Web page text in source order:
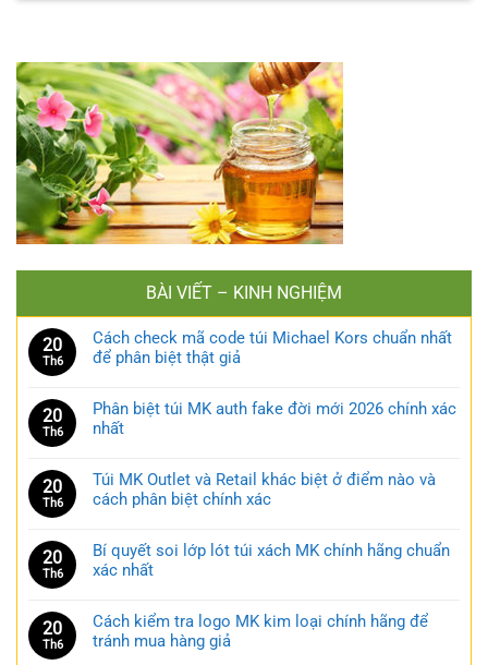
BÀI VIẾT – KINH NGHIỆM
20
Th6
Cách check mã code túi Michael Kors chuẩn nhất
để phân biệt thật giả
20
Th6
Phân biệt túi MK auth fake đời mới 2026 chính xác
nhất
20
Th6
Túi MK Outlet và Retail khác biệt ở điểm nào và
cách phân biệt chính xác
20
Th6
Bí quyết soi lớp lót túi xách MK chính hãng chuẩn
xác nhất
20
Th6
Cách kiểm tra logo MK kim loại chính hãng để
tránh mua hàng giả